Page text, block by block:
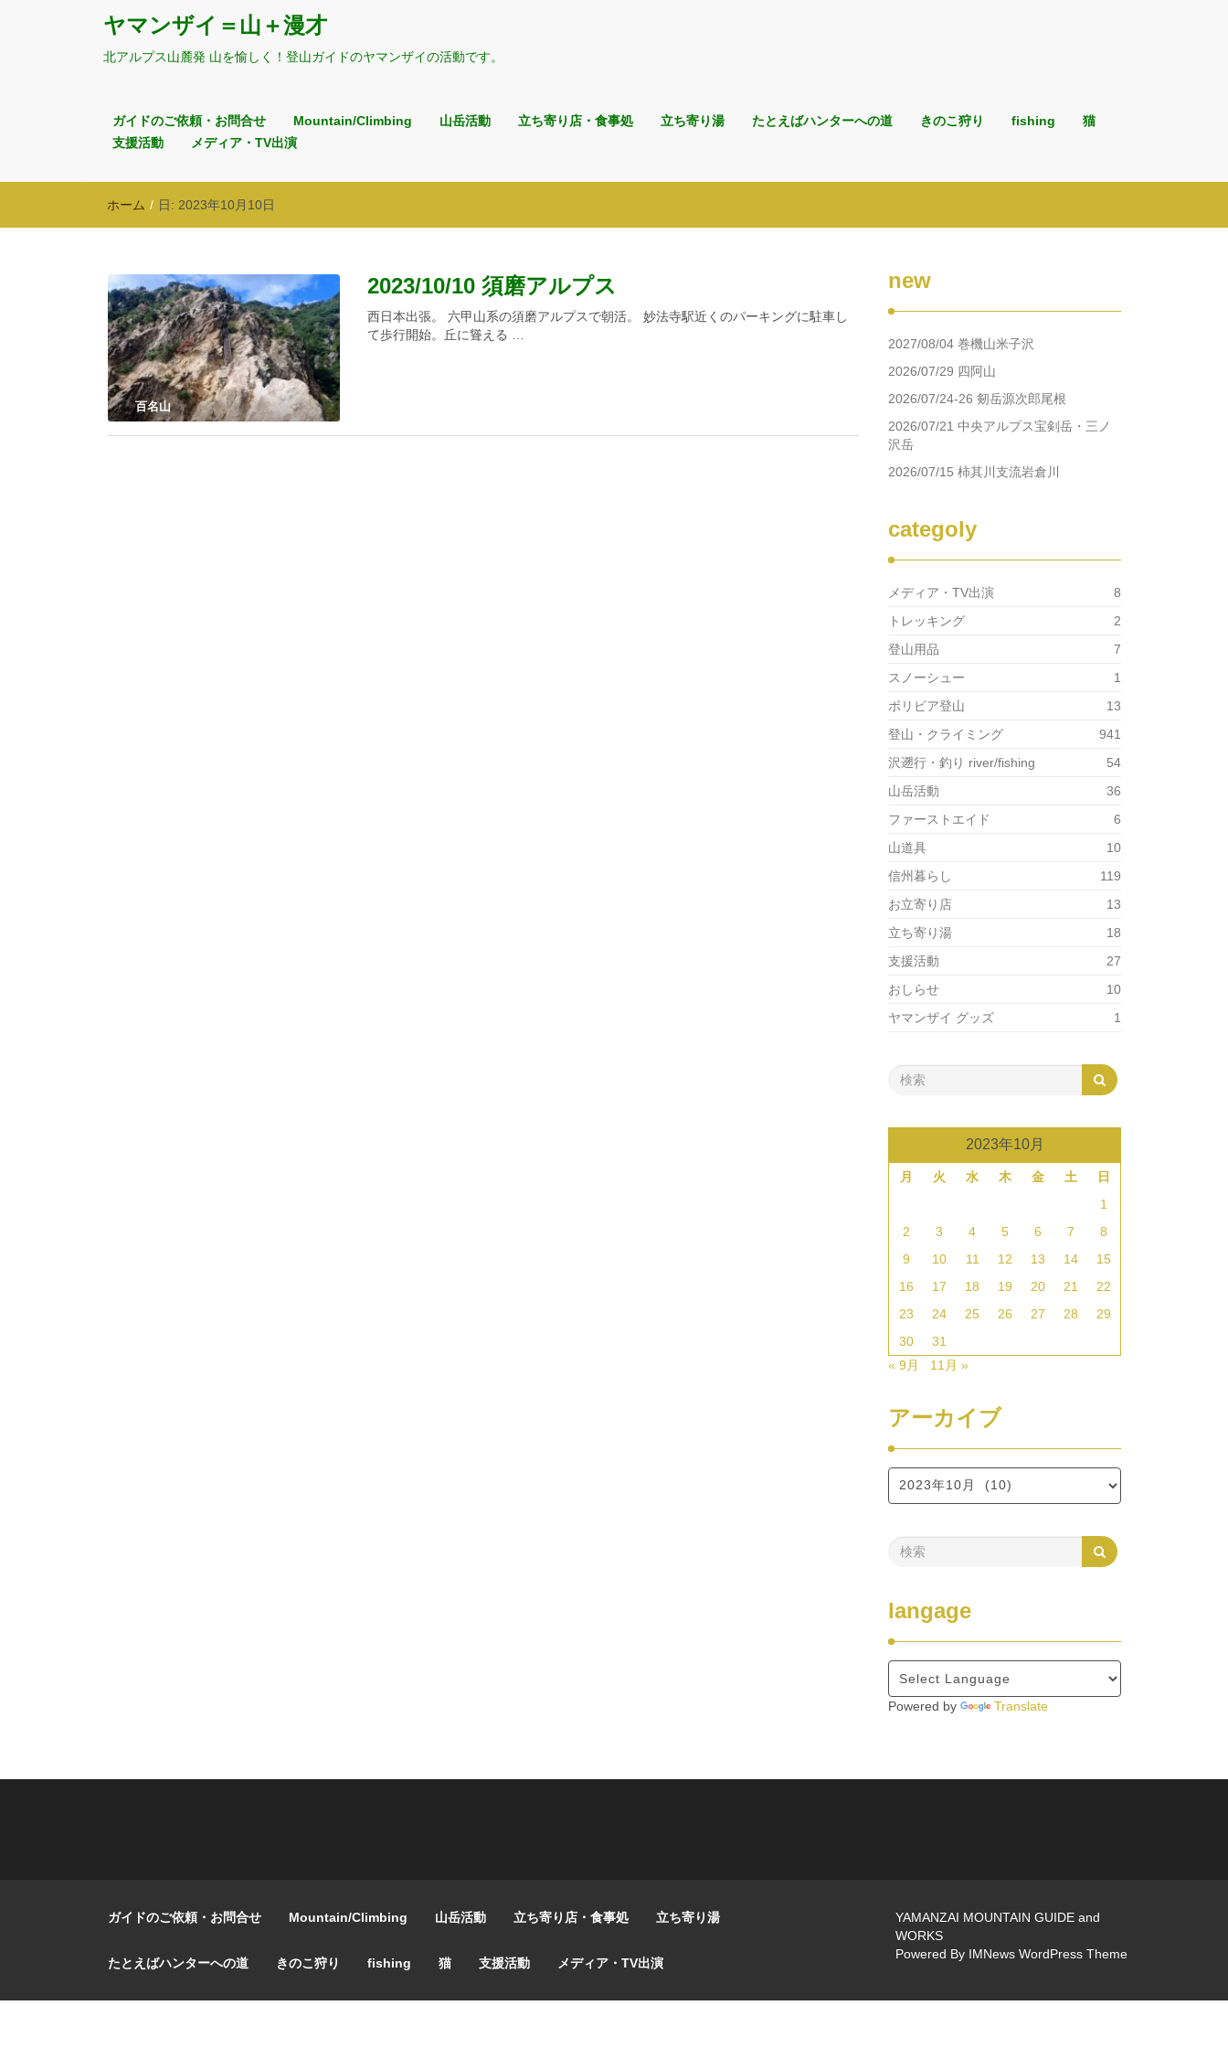
ヤマンザイ＝山＋漫才
北アルプス山麓発 山を愉しく！登山ガイドのヤマンザイの活動です。
ガイドのご依頼・お問合せ Mountain/Climbing 山岳活動 立ち寄り店・食事処 立ち寄り湯 たとえばハンターへの道 きのこ狩り fishing
猫
支援活動
メディア・TV出演
ホーム / 日: 2023年10月10日
百名山
2023/10/10 須磨アルプス
西日本出張。 六甲山系の須磨アルプスで朝活。 妙法寺駅近くのパーキングに駐車し
て歩行開始。丘に聳える …
new
2027/08/04 巻機山米子沢
2026/07/29 四阿山
2026/07/24-26 剱岳源次郎尾根
2026/07/21 中央アルプス宝剣岳・三ノ
沢岳
2026/07/15 柿其川支流岩倉川
categoly
メディア・TV出演
8
トレッキング
2
登山用品
7
スノーシュー
1
ボリビア登山
13
登山・クライミング
941
沢遡行・釣り river/fishing
54
山岳活動
36
ファーストエイド
6
山道具
10
信州暮らし
119
お立寄り店
13
立ち寄り湯
18
支援活動
27
おしらせ
10
ヤマンザイ グッズ
1
2023年10月
月 火 水 木 金 土
日
1
2
3 4 5 6 7
8
9
10 11 12 13 14
15
16
17 18 19 20 21
22
23
24 25 26 27 28
29
30
31
« 9月
11月 »
アーカイブ
langage
Powered by Translate
ガイドのご依頼・お問合せ Mountain/Climbing 山岳活動 立ち寄り店・食事処 立ち寄り湯
たとえばハンターへの道 きのこ狩り fishing 猫 支援活動 メディア・TV出演
YAMANZAI MOUNTAIN GUIDE and
WORKS
Powered By IMNews WordPress Theme